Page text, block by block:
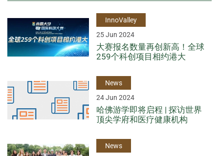
InnoValley
25 Jun 2024
大赛报名数量再创新高！全球
259个科创项目相约港大
News
24 Jun 2024
哈佛游学即将启程 | 探访世界
顶尖学府和医疗健康机构
News